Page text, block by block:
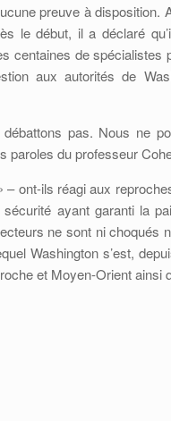
preuve à disposition.
le début, il a déclaré
centaines de spécialistes
aux autorités de
pas. Nous ne
paroles du professeur
ont-ils réagi aux
ayant garanti la
ne sont ni choqués
Washington s’est,
et Moyen-Orient ainsi